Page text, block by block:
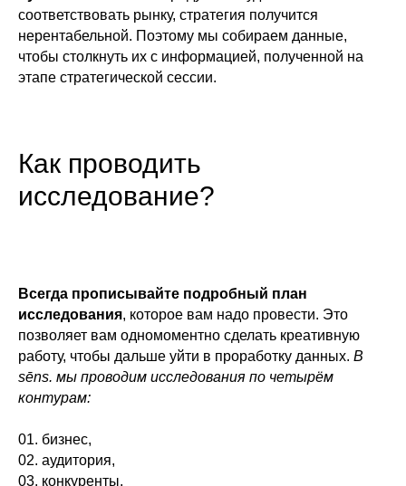
соответствовать рынку, стратегия получится
нерентабельной. Поэтому мы собираем данные,
чтобы столкнуть их с информацией, полученной на
этапе стратегической сессии.
Как проводить
исследование?
Всегда прописывайте подробный план
исследования, которое вам надо провести. Это
позволяет вам одномоментно сделать креативную
работу, чтобы дальше уйти в проработку данных. В
sēns. мы проводим исследования по четырём
контурам:
01. бизнес,
02. аудитория,
03. конкуренты,